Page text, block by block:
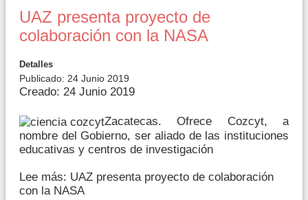
UAZ presenta proyecto de
colaboración con la NASA
Detalles
Publicado: 24 Junio 2019
Creado: 24 Junio 2019
Zacatecas. Ofrece Cozcyt, a
nombre del Gobierno, ser aliado de las instituciones
educativas y centros de investigación
Lee más: UAZ presenta proyecto de colaboración
con la NASA